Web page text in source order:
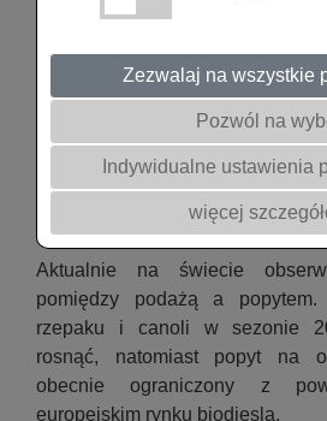
Zezwalaj na wszystkie
Pozwól na
Indywidualne ustawienia
więcej
Mielke GmbH – analizy i
dotyczące globalnego
oleju, tłuszczy oraz śruty,
Niemcy. Więcej
oraz poszczególnych
www.oilworld.de
Aktualnie na świecie
pomiędzy podażą a popytem.
rzepaku i canoli w sezonie
rosnąć, natomiast popyt na
obecnie ograniczony z
europejskim rynku biodiesla.